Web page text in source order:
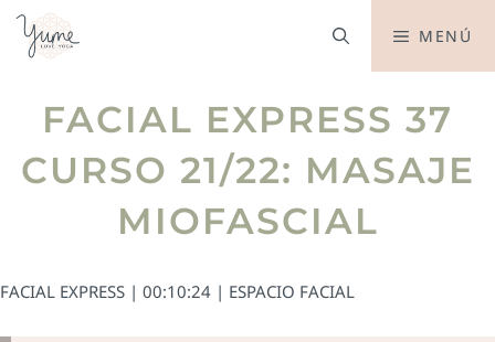
MENÚ
FACIAL EXPRESS 37
CURSO 21/22: MASAJE
MIOFASCIAL
FACIAL EXPRESS | 00:10:24 | ESPACIO FACIAL